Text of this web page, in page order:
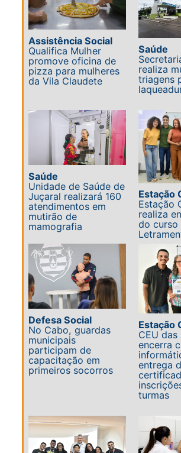
Assistência Social
Qualifica Mulher
promove oficina de
pizza para mulheres
da Vila Claudete
Saúde
realiza
triagens
Saúde
Unidade de Saúde de
Juçaral realizará 160
atendimentos em
mutirão de
mamografia
Estação
Estação
realiza
do curso
Defesa Social
No Cabo, guardas
municipais
participam de
capacitação em
primeiros socorros
Estação
CEU
encerra
entrega
turmas